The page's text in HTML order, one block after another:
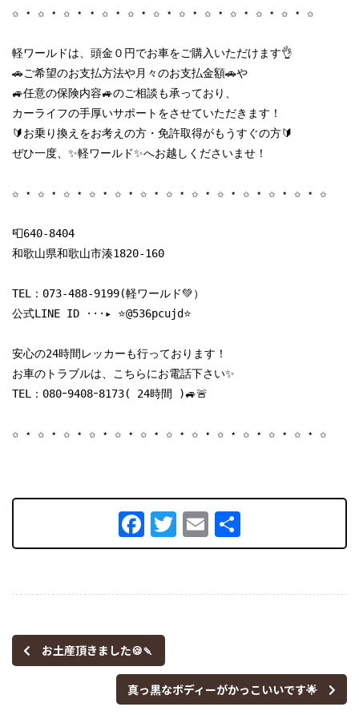
✩ ⋆ ✩ ⋆ ✩ ⋆ ⋆ ✩ ⋆ ✩ ⋆ ✩ ⋆ ✩ ⋆ ✩ ⋆ ✩ ⋆ ✩ ⋆ ✩ ⋆ ✩
軽ワールドは、頭金０円でお車をご購入いただけます👌
🚗ご希望のお支払方法や月々のお支払金額🚗や
🚙任意の保険内容🚙のご相談も承っており、
カーライフの手厚いサポートをさせていただきます！
🔰お乗り換えをお考えの方・免許取得がもうすぐの方🔰
ぜひ一度、✨軽ワールド✨へお越しくださいませ！
✩ ⋆ ✩ ⋆ ✩ ⋆ ✩ ⋆ ✩ ⋆ ✩ ⋆ ✩ ⋆ ✩ ⋆ ✩ ⋆ ✩ ⋆ ✩ ⋆ ✩ ⋆ ✩
📮640-8404
和歌山県和歌山市湊1820-160
TEL： 073-488-9199(軽ワールド💚）
公式LINE ID ···▸ ⭐️@536pcujd⭐️
安心の24時間レッカーも行っております！
お車のトラブルは、こちらにお電話下さい✨
TEL：080ｰ9408ｰ8173( 24時間 )🚙🚨
Facebook
Twitter
Email
有
お土産頂きました🍪🍡
真っ黒なボディーがかっこいいです🌟